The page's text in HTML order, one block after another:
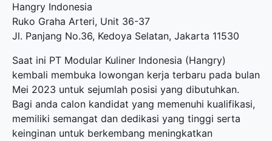
Hangry Indonesia
Ruko Graha Arteri, Unit 36-37
Jl. Panjang No.36, Kedoya Selatan, Jakarta 11530
Saat ini PT Modular Kuliner Indonesia (Hangry)
kembali membuka lowongan kerja terbaru pada bulan
Mei 2023 untuk sejumlah posisi yang dibutuhkan.
Bagi anda calon kandidat yang memenuhi kualifikasi,
memiliki semangat dan dedikasi yang tinggi serta
keinginan untuk berkembang meningkatkan